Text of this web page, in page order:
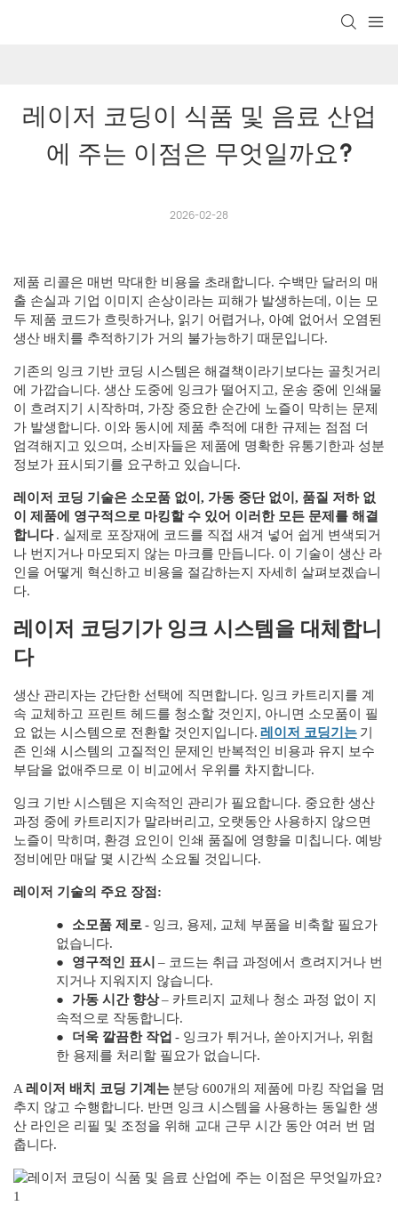
레이저 코딩이 식품 및 음료 산업
에 주는 이점은 무엇일까요?
2026-02-28
제품 리콜은 매번 막대한 비용을 초래합니다. 수백만 달러의 매
출 손실과 기업 이미지 손상이라는 피해가 발생하는데, 이는 모
두 제품 코드가 흐릿하거나, 읽기 어렵거나, 아예 없어서 오염된
생산 배치를 추적하기가 거의 불가능하기 때문입니다.
기존의 잉크 기반 코딩 시스템은 해결책이라기보다는 골칫거리
에 가깝습니다. 생산 도중에 잉크가 떨어지고, 운송 중에 인쇄물
이 흐려지기 시작하며, 가장 중요한 순간에 노즐이 막히는 문제
가 발생합니다. 이와 동시에 제품 추적에 대한 규제는 점점 더
엄격해지고 있으며, 소비자들은 제품에 명확한 유통기한과 성분
정보가 표시되기를 요구하고 있습니다.
레이저 코딩 기술은 소모품 없이, 가동 중단 없이, 품질 저하 없
이 제품에 영구적으로 마킹할 수 있어 이러한 모든 문제를 해결
합니다 . 실제로 포장재에 코드를 직접 새겨 넣어 쉽게 변색되거
나 번지거나 마모되지 않는 마크를 만듭니다. 이 기술이 생산 라
인을 어떻게 혁신하고 비용을 절감하는지 자세히 살펴보겠습니
다.
레이저 코딩기가 잉크 시스템을 대체합니
다
생산 관리자는 간단한 선택에 직면합니다. 잉크 카트리지를 계
속 교체하고 프린트 헤드를 청소할 것인지, 아니면 소모품이 필
요 없는 시스템으로 전환할 것인지입니다. 레이저 코딩기는 기
존 인쇄 시스템의 고질적인 문제인 반복적인 비용과 유지 보수
부담을 없애주므로 이 비교에서 우위를 차지합니다.
잉크 기반 시스템은 지속적인 관리가 필요합니다. 중요한 생산
과정 중에 카트리지가 말라버리고, 오랫동안 사용하지 않으면
노즐이 막히며, 환경 요인이 인쇄 품질에 영향을 미칩니다. 예방
정비에만 매달 몇 시간씩 소요될 것입니다.
레이저 기술의 주요 장점:
● 소모품 제로- 잉크, 용제, 교체 부품을 비축할 필요가
없습니다.
●
영구적인 표시 – 코드는 취급 과정에서 흐려지거나 번
지거나 지워지지 않습니다.
●
가동 시간 향상– 카트리지 교체나 청소 과정 없이 지
속적으로 작동합니다.
●
더욱 깔끔한 작업 - 잉크가 튀거나, 쏟아지거나, 위험
한 용제를 처리할 필요가 없습니다.
A레이저 배치 코딩 기계는 분당 600개의 제품에 마킹 작업을 멈
추지 않고 수행합니다. 반면 잉크 시스템을 사용하는 동일한 생
산 라인은 리필 및 조정을 위해 교대 근무 시간 동안 여러 번 멈
춥니다.